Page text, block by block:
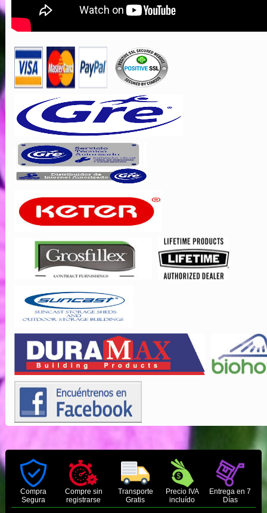
Compra
Segura
Compre sin
registrarse
Transporte
Gratis
Precio IVA
incluído
Entrega en 7
Días